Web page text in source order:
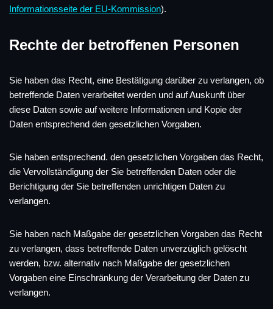
Informationsseite der EU-Kommission).
Rechte der betroffenen Personen
Sie haben das Recht, eine Bestätigung darüber zu verlangen, ob
betreffende Daten verarbeitet werden und auf Auskunft über
diese Daten sowie auf weitere Informationen und Kopie der
Daten entsprechend den gesetzlichen Vorgaben.
Sie haben entsprechend. den gesetzlichen Vorgaben das Recht,
die Vervollständigung der Sie betreffenden Daten oder die
Berichtigung der Sie betreffenden unrichtigen Daten zu
verlangen.
Sie haben nach Maßgabe der gesetzlichen Vorgaben das Recht
zu verlangen, dass betreffende Daten unverzüglich gelöscht
werden, bzw. alternativ nach Maßgabe der gesetzlichen
Vorgaben eine Einschränkung der Verarbeitung der Daten zu
verlangen.